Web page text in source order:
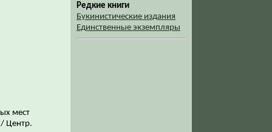
мест
Центр.
Редкие книги
Букинистические издания
Единственные экземпляры